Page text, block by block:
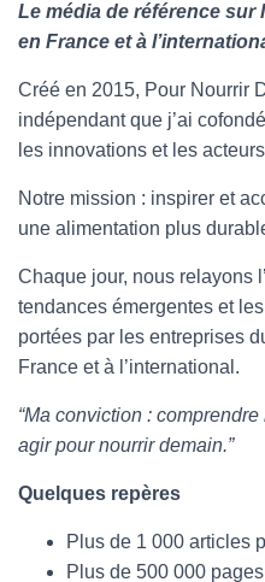
Le média de référence
en France et à
Créé en 2015, Pour Nourrir
indépendant que j’ai
les innovations et les
Notre mission : inspirer et
une alimentation plus
Chaque jour, nous relayons
tendances émergentes et
portées par les entreprises
France et à l’international.
“Ma conviction :
agir pour nourrir demain.”
Quelques repères
Plus de 1 000 articles
Plus de 500 000